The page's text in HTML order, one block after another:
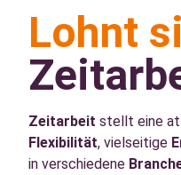
Lohnt
Zeitarbeit stellt eine
Flexibilität, vielseitige
in verschiedene